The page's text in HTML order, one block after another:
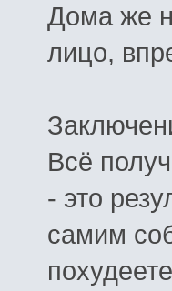
Дома же
лицо,
Всё
- это
самим
похудеете